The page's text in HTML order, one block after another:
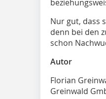
Nur gut, dass
denn bei den
schon
Autor
Florian
Greinwald